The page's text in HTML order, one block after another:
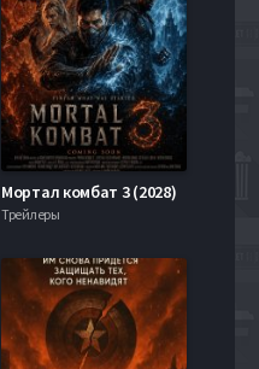
Мортал комбат 3 (2028)
Трейлеры